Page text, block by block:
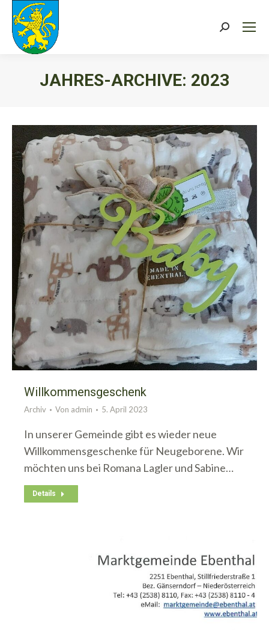
Search:
JAHRES-ARCHIVE: 2023
Willkommensgeschenk
Archiv Von admin 5. April 2023
In unserer Gemeinde gibt es wieder neue
Willkommensgeschenke für Neugeborene. Wir
möchten uns bei Romana Lagler und Sabine…
Details